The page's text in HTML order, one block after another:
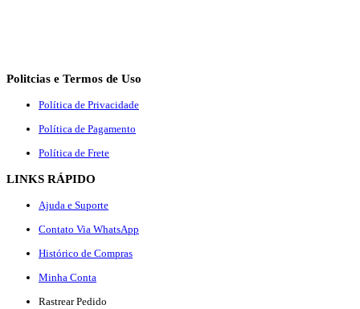
Politcias e Termos de Uso
Política de Privacidade
Política de Pagamento
Política de Frete
LINKS RÁPIDO
Ajuda e Suporte
Contato Via WhatsApp
Histórico de Compras
Minha Conta
Rastrear Pedido